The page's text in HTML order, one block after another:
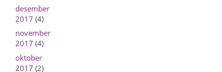
desember
2017 (4)
november
2017 (4)
oktober
2017 (2)